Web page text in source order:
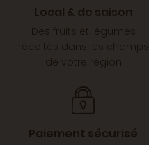
Local & de saison
Des fruits et légumes
récoltés dans les champs
de votre région
Paiement sécurisé